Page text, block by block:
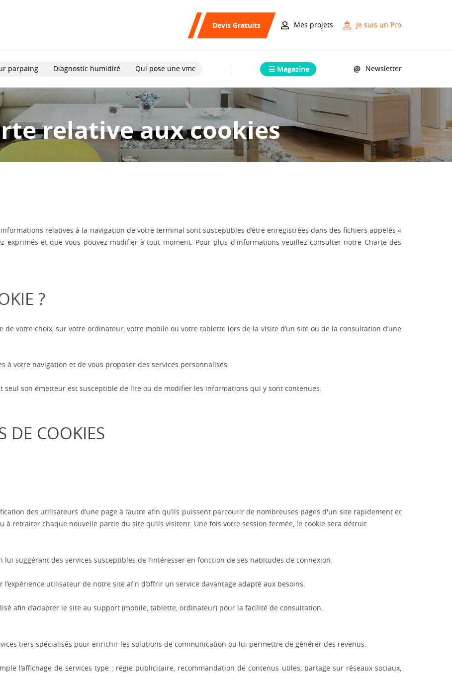
Devis Gratuits Mes projets Je suis un Pro
parpaing Diagnostic humidité Qui pose une vmc Magazine Newsletter
relative aux cookies
relatives à la navigation de votre terminal sont susceptibles d’être enregistrées dans des fichiers appelés «
exprimés et que vous pouvez modifier à tout moment. Pour plus d'informations veuillez consulter notre Charte des
?
de votre choix, sur votre ordinateur, votre mobile ou votre tablette lors de la visite d’un site ou de la consultation d’une
votre navigation et de vous proposer des services personnalisés.
seul son émetteur est susceptible de lire ou de modifier les informations qui y sont contenues.
DE COOKIES
des utilisateurs d’une page à l’autre afin qu’ils puissent parcourir de nombreuses pages d'un site rapidement et
à retraiter chaque nouvelle partie du site qu’ils visitent. Une fois votre session fermée, le cookie sera détruit.
suggérant des services susceptibles de l’intéresser en fonction de ses habitudes de connexion.
utilisateur de notre site afin d’offrir un service davantage adapté aux besoins.
afin d’adapter le site au support (mobile, tablette, ordinateur) pour la facilité de consultation.
tiers spécialisés pour enrichir les solutions de communication ou lui permettre de générer des revenus.
l’affichage de services type : régie publicitaire, recommandation de contenus utiles, partage sur réseaux sociaux,